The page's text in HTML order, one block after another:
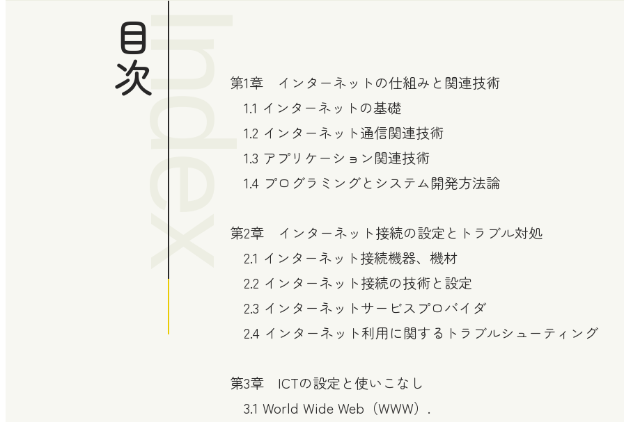
目次
Index第1章 インターネットの仕組みと関連技術
1.1 インターネットの基礎
1.2 インターネット通信関連技術
1.3 アプリケーション関連技術
1.4 プログラミングとシステム開発方法論
第2章 インターネット接続の設定とトラブル対処
2.1 インターネット接続機器、機材
2.2 インターネット接続の技術と設定
2.3 インターネットサービスプロバイダ
2.4 インターネット利用に関するトラブルシューティング
第3章 ICTの設定と使いこなし
3.1 World Wide Web（WWW）.